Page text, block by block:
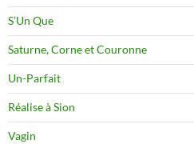
S’Un Que
Saturne, Corne et Couronne
Un-Parfait
Réalise à Sion
Vagin